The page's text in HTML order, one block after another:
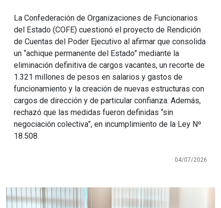
La Confederación de Organizaciones de Funcionarios
del Estado (COFE) cuestionó el proyecto de Rendición
de Cuentas del Poder Ejecutivo al afirmar que consolida
un “achique permanente del Estado” mediante la
eliminación definitiva de cargos vacantes, un recorte de
1.321 millones de pesos en salarios y gastos de
funcionamiento y la creación de nuevas estructuras con
cargos de dirección y de particular confianza. Además,
rechazó que las medidas fueron definidas “sin
negociación colectiva”, en incumplimiento de la Ley Nº
18.508.
04/07/2026
Imagen